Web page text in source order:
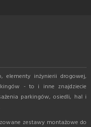
elementy inżynierii drogowej,
- to i inne znajdziecie
parkingów, osiedli, hal i
zestawy montażowe do